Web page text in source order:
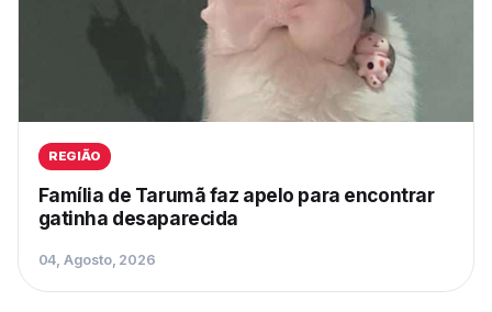
REGIÃO
Família de Tarumã faz apelo para encontrar
gatinha desaparecida
04, Agosto, 2026